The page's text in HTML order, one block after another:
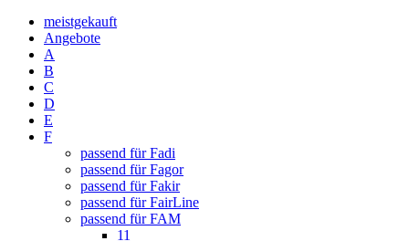
meistgekauft
Angebote
A
B
C
D
E
F
passend für Fadi
passend für Fagor
passend für Fakir
passend für FairLine
passend für FAM
11